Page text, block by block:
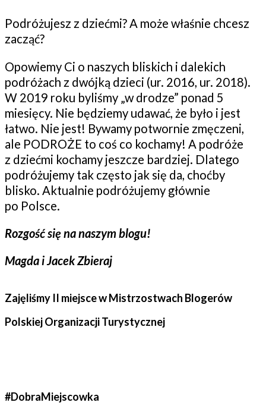
Podróżujesz z dziećmi? A może właśnie chcesz
zacząć?
Opowiemy Ci o naszych bliskich i dalekich
podróżach z dwójką dzieci (ur. 2016, ur. 2018).
W 2019 roku byliśmy „w drodze” ponad 5
miesięcy. Nie będziemy udawać, że było i jest
łatwo. Nie jest! Bywamy potwornie zmęczeni,
ale PODROŻE to coś co kochamy! A podróże
z dziećmi kochamy jeszcze bardziej. Dlatego
podróżujemy tak często jak się da, choćby
blisko. Aktualnie podróżujemy głównie
po Polsce.
Rozgość się na naszym blogu!
Magda i Jacek Zbieraj
Zajęliśmy II miejsce w Mistrzostwach Blogerów
Polskiej Organizacji Turystycznej
#DobraMiejscowka